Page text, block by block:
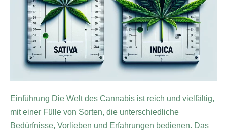
Einführung Die Welt des Cannabis ist reich und vielfältig,
mit einer Fülle von Sorten, die unterschiedliche
Bedürfnisse, Vorlieben und Erfahrungen bedienen. Das